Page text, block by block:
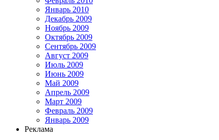
Январь 2010
Декабрь 2009
Ноябрь 2009
Октябрь 2009
Сентябрь 2009
Август 2009
Июль 2009
Июнь 2009
Май 2009
Апрель 2009
Март 2009
Февраль 2009
Январь 2009
Реклама